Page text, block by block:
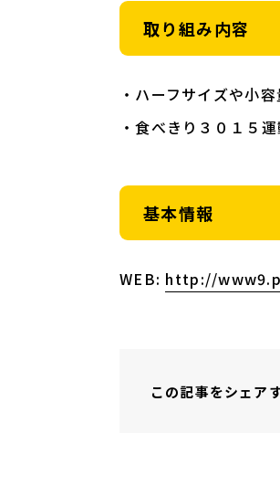
取り組み内容
・ハーフサイズや小
・食べきり３０１５
基本情報
WEB: http://
この記事をシェア